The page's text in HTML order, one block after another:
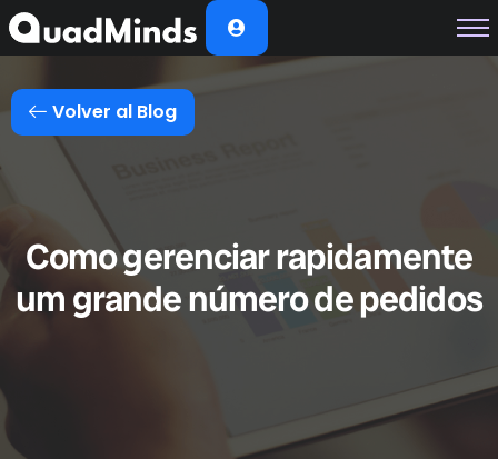
Soluciones
Módulos
Casos de Éxito
Planes
Nosotros
Volver al Blog
Como gerenciar rapidamente
um grande número de pedidos